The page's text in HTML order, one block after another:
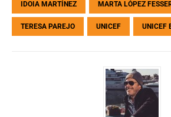
IDOIA MARTÍNEZ MARTA LÓPEZ
TERESA PAREJO UNICEF UNICEF